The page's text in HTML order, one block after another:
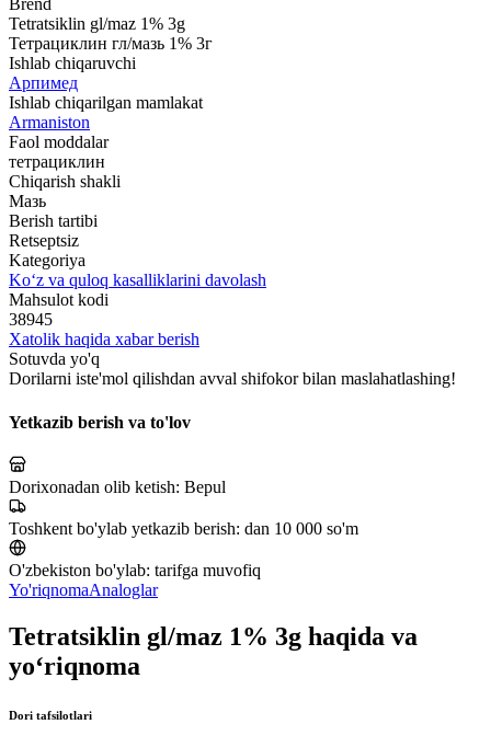
Brend
Tetratsiklin gl/maz 1% 3g
Тетрациклин гл/мазь 1% 3г
Ishlab chiqaruvchi
Арпимед
Ishlab chiqarilgan mamlakat
Armaniston
Faol moddalar
тетрациклин
Chiqarish shakli
Мазь
Berish tartibi
Retseptsiz
Kategoriya
Ko‘z va quloq kasalliklarini davolash
Mahsulot kodi
38945
Xatolik haqida xabar berish
Sotuvda yo'q
Dorilarni iste'mol qilishdan avval shifokor bilan maslahatlashing!
Yetkazib berish va to'lov
Dorixonadan olib ketish: Bepul
Toshkent bo'ylab yetkazib berish: dan 10 000 so'm
O'zbekiston bo'ylab: tarifga muvofiq
Yo'riqnomaAnaloglar
Tetratsiklin gl/maz 1% 3g haqida va
yo‘riqnoma
Dori tafsilotlari